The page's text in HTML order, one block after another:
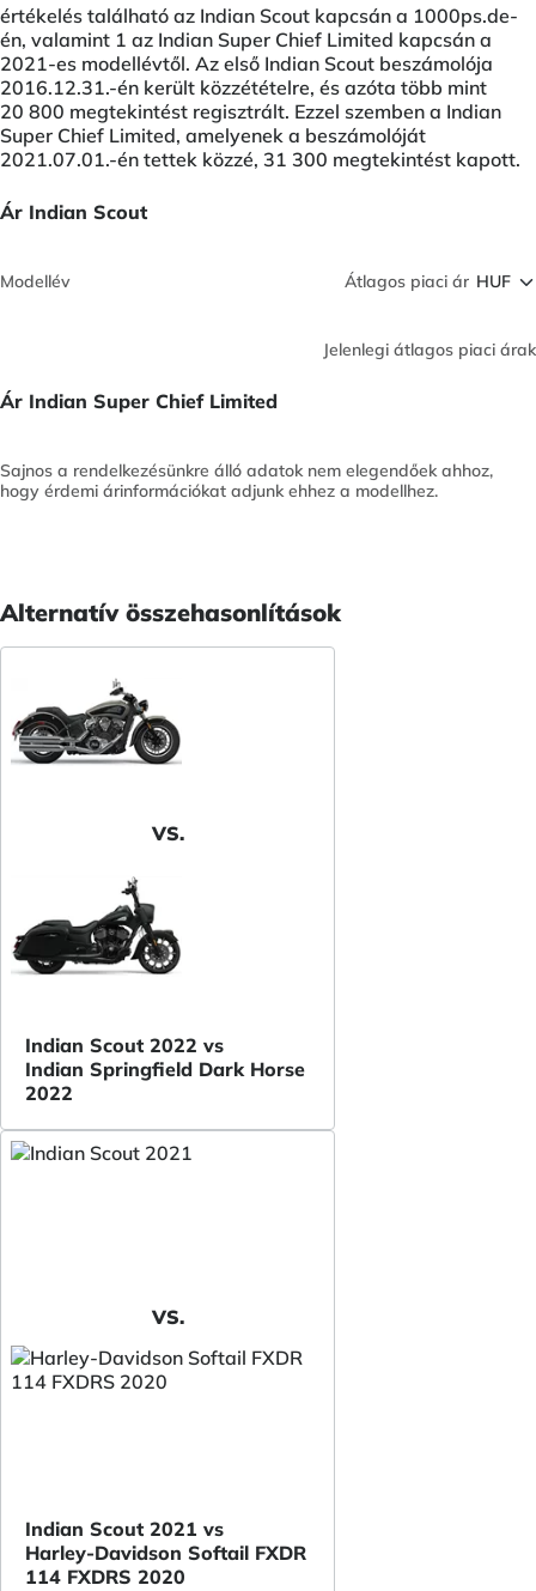
értékelés található az Indian Scout kapcsán a 1000ps.de-
én, valamint 1 az Indian Super Chief Limited kapcsán a
2021-es modellévtől. Az első Indian Scout beszámolója
2016.12.31.-én került közzétételre, és azóta több mint
20 800 megtekintést regisztrált. Ezzel szemben a Indian
Super Chief Limited, amelyenek a beszámolóját
2021.07.01.-én tettek közzé, 31 300 megtekintést kapott.
Ár Indian Scout
Modellév Átlagos piaci ár
Jelenlegi átlagos piaci árak
Ár Indian Super Chief Limited
Sajnos a rendelkezésünkre álló adatok nem elegendőek ahhoz,
hogy érdemi árinformációkat adjunk ehhez a modellhez.
Alternatív összehasonlítások
VS.
Indian Scout 2022 vs
Indian Springfield Dark Horse
2022
VS.
Indian Scout 2021 vs
Harley-Davidson Softail FXDR
114 FXDRS 2020